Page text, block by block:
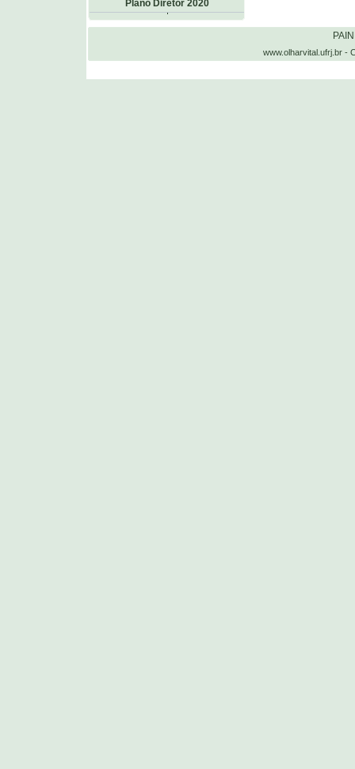
Plano Diretor 2020
<< voltar Topo
www.olharvital.ufrj.br -